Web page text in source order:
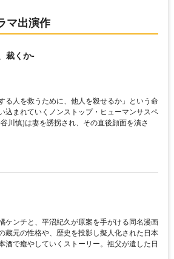
マ出演作
裁くか-
る人を救うために、他人を殺せるか」という命
込まれていくノンストップ・ヒューマンサスペ
川慎)は妻を誘拐され、その直後顔面を潰さ
ケンチと、平沼紀久が原案を手がける同名漫画
蔵元の性格や、歴史を投影し擬人化された日本
酒で癒やしていくストーリー。祖父が遺した日